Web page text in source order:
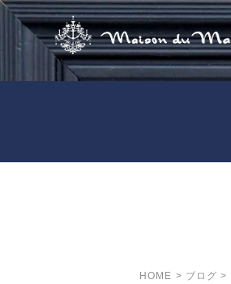
HOME > ブログ >